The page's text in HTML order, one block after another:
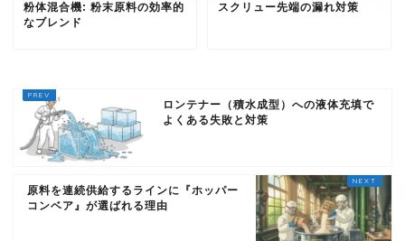
粉体混合機: 粉末原料の効率的
なブレンド
スクリュー先端の漏れ対策
ロンテナー（積水成型）への液体充填で
よくある失敗と対策
原料を連続供給するラインに『ホッパー
コンベア』が選ばれる理由